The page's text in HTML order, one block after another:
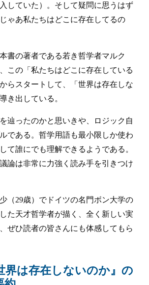
していた）。そして疑問に思うはず
ゃあ私たちはどこに存在してるの
書の著者である若き哲学者マルク
この「私たちはどこに存在している
らスタートして、「世界は存在しな
き出している。
辿ったのかと思いきや、ロジック自
である。哲学用語も最小限しか使わ
て誰にでも理解できるようである。
論は非常に力強く読み手を引きつけ
（29歳）でドイツの名門ボン大学の
た天才哲学者が描く、全く新しい実
ぜひ読者の皆さんにも体感してもら
界は存在しないのか』の